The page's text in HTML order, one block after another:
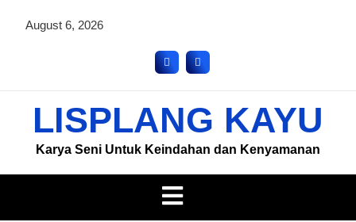
August 6, 2026
LISPLANG KAYU
Karya Seni Untuk Keindahan dan Kenyamanan